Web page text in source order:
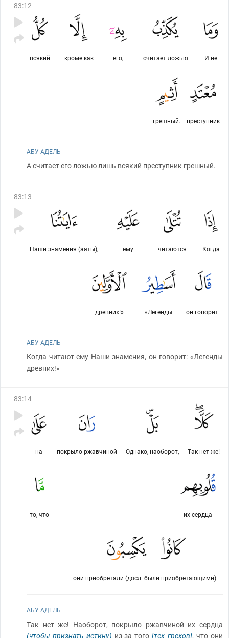
83:12
И не
считает ложью
его,
кроме как
всякий
преступник
грешный.
АБУ АДЕЛЬ
А считает его ложью лишь всякий преступник грешный.
83:13
Когда
читаются
ему
Наши знамения (аяты),
он говорит:
«Легенды
древних!»
АБУ АДЕЛЬ
Когда читают ему Наши знамения, он говорит: «Легенды
древних!»
83:14
Так нет же!
Однако, наоборот,
покрыло ржавчиной
на
их сердца
то, что
они приобретали (досл. были приобретающими).
АБУ АДЕЛЬ
Так нет же! Наоборот, покрыло ржавчиной их сердца
(чтобы признать истину) из-за того[тех грехов], что они